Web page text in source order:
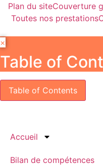
Plan du siteCouverture
Toutes nos prestations
×
Table of
Table of Contents
Accueil
Bilan de compétences